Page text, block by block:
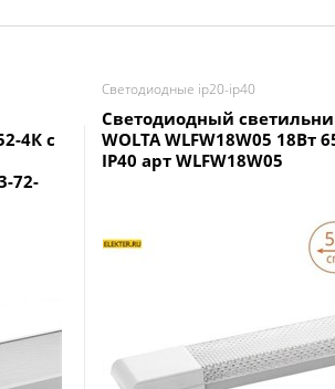
4К с
72-
Светодиодные ip20-ip40
Светодиодный
WOLTA WLFW18W05 18Вт
IP40 арт WLFW18W05